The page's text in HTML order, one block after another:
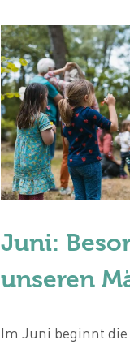
Juni:
unseren
Im Juni beginnt